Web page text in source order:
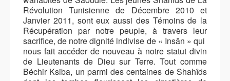
Révolution Tunisienne de Décembre 2010 et
Janvier 2011, sont eux aussi des Témoins de la
Récupération par notre peuple, à travers leur
sacrifice, de notre dignité indivise de « Insân » qui
nous fait accéder de nouveau à notre statut divin
de Lieutenants de Dieu sur Terre. Tout comme
Béchir Ksiba, un parmi des centaines de Shahîds